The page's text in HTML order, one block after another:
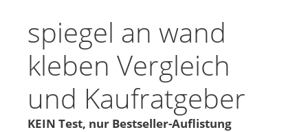
spiegel an wand
kleben Vergleich
und Kaufratgeber
KEIN Test, nur Bestseller-Auflistung